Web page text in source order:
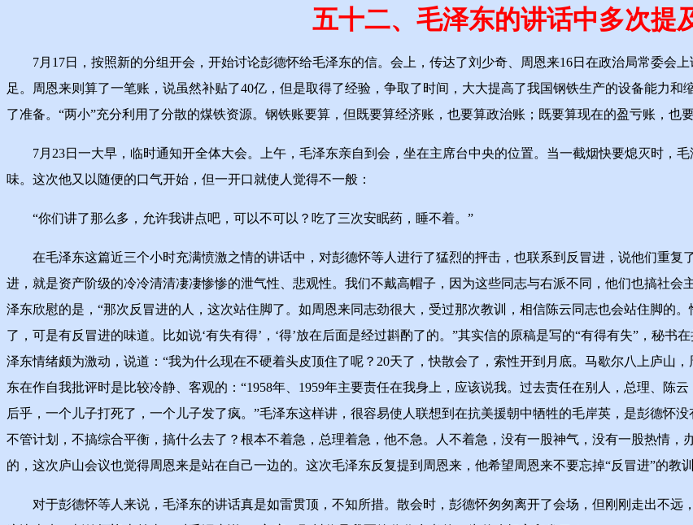
五十二、毛泽东的讲话中多次提
7月17日，按照新的分组开会，开始讨论彭德怀给毛泽东的信。会上，传达了刘少奇、周恩来16日在政治局常委会
足。周恩来则算了一笔账，说虽然补贴了40亿，但是取得了经验，争取了时间，大大提高了我国钢铁生产的设备能力
了准备。“两小”充分利用了分散的煤铁资源。钢铁账要算，但既要算经济账，也要算政治账；既要算现在的盈亏账，也
7月23日一大早，临时通知开全体大会。上午，毛泽东亲自到会，坐在主席台中央的位置。当一截烟快要熄灭时，
味。这次他又以随便的口气开始，但一开口就使人觉得不一般：
“你们讲了那么多，允许我讲点吧，可以不可以？吃了三次安眠药，睡不着。”
在毛泽东这篇近三个小时充满愤激之情的讲话中，对彭德怀等人进行了猛烈的抨击，也联系到反冒进，说他们重复
进，就是资产阶级的冷冷清清凄凄惨惨的泄气性、悲观性。我们不戴高帽子，因为这些同志与右派不同，他们也搞社
泽东欣慰的是，“那次反冒进的人，这次站住脚了。如周恩来同志劲很大，受过那次教训，相信陈云同志也会站住脚的
了，可是有反冒进的味道。比如说‘有失有得’，‘得’放在后面是经过斟酌了的。”其实信的原稿是写的“有得有失”，秘
泽东情绪颇为激动，说道：“我为什么现在不硬着头皮顶住了呢？20天了，快散会了，索性开到月底。马歇尔八上庐山
东在作自我批评时是比较冷静、客观的：“1958年、1959年主要责任在我身上，应该说我。过去责任在别人，总理、陈
后乎，一个儿子打死了，一个儿子发了疯。”毛泽东这样讲，很容易使人联想到在抗美援朝中牺牲的毛岸英，是彭德怀
不管计划，不搞综合平衡，搞什么去了？根本不着急，总理着急，他不急。人不着急，没有一股神气，没有一股热情
的，这次庐山会议也觉得周恩来是站在自己一边的。这次毛泽东反复提到周恩来，他希望周恩来不要忘掉“反冒进”的教
对于彭德怀等人来说，毛泽东的讲话真是如雷贯顶，不知所措。散会时，彭德怀匆匆离开了会场，但刚刚走出不远